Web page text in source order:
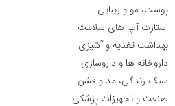
پوست، مو و زیبایی
استارت آپ های سلامت
بهداشت تغذیه و آشپزی
داروخانه ها و داروسازی
سبک زندگی، مد و فشن
صنعت و تجهیزات پزشکی